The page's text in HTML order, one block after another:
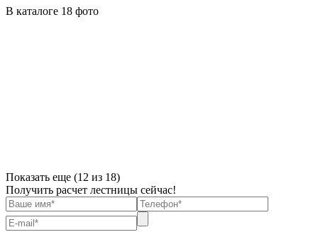
В каталоге 18 фото
Показать еще (12 из 18)
Получить расчет лестницы сейчас!